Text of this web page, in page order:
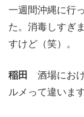
一週間沖縄に行
た。消毒しすぎ
すけど（笑）。
稲田 酒場にお
ルメって違いま